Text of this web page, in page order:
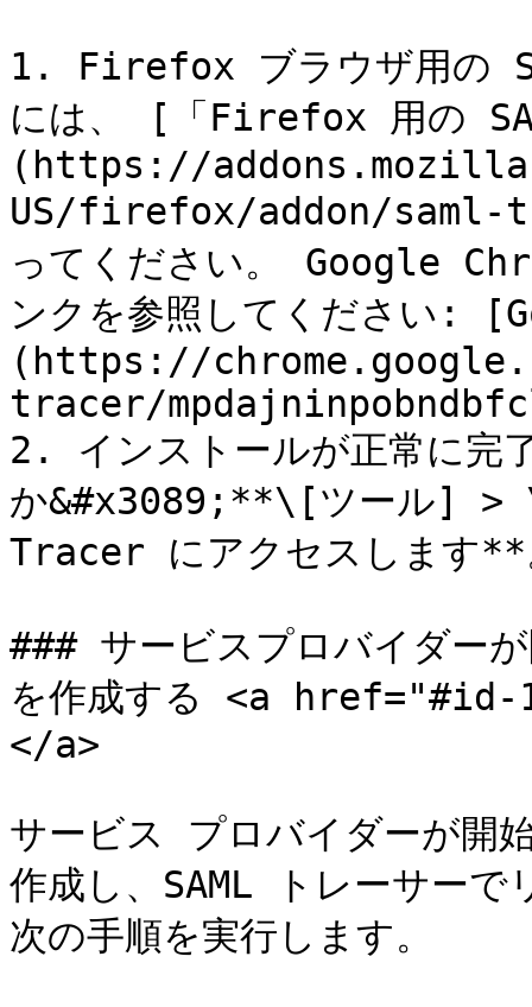
1. Firefox ブラウザ用の
には、 [「Firefox 用の
(https://
US/firefox/addon/saml-
ってください。 Google
ンクを参照してください:
(https://
tracer/
2. インストールが正常に完
か&#x3089;**\[ツール] >
Tracer にアクセスします**
### サービスプロバイダー
を作成する <a
</a>
サービス プロバイダーが開
作成し、SAML トレーサーで
次の手順を実行します。